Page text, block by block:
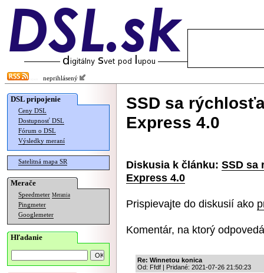
neprihlásený
DSL pripojenie
Ceny DSL
Dostupnosť DSL
Fórum o DSL
Výsledky meraní
Satelitná mapa SR
Merače
Speedmeter Merania
Pingmeter
Googlemeter
Hľadanie
SSD sa
Express 4.0
Diskusia k článku: SSD sa
Express 4.0
Prispievajte do diskusií ako
Komentár, na ktorý
Re: Winnetou konica
Od: Ffdf | Pridané: 2021-07-26 21:50:23